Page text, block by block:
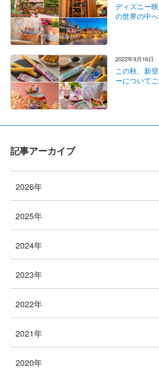
ディズニー
の世界の中へ
2022年9月16日
この秋、新
ーについて
記事アーカイブ
2026年
2025年
2024年
2023年
2022年
2021年
2020年